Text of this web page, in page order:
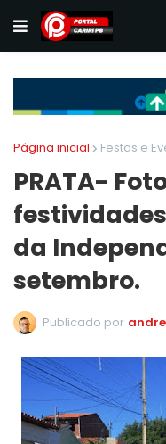
Página inicial Festas e
PRATA-
da
setembro.
Publicado por andre